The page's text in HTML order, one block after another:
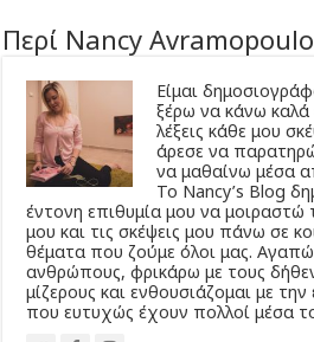
Περί Nancy
Είμαι
ξέρω να κάνω καλά
λέξεις κάθε μου
άρεσε να
να μαθαίνω μέσα
Το Νancy’s Βlog
έντονη επιθυμία μου να μοιραστώ
μου και τις σκέψεις μου πάνω σε
θέματα που ζούμε όλοι μας.
ανθρώπους, φρικάρω με τους
μίζερους και ενθουσιάζομαι με
που ευτυχώς έχουν πολλοί μέσα